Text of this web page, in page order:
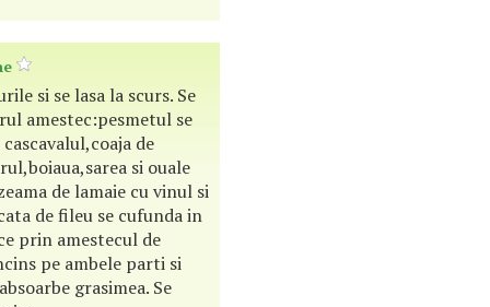
si se lasa la scurs. Se
amestec:pesmetul se
de
si ouale
de lamaie cu vinul si
de fileu se cufunda in
prin amestecul de
pe ambele parti si
grasimea. Se